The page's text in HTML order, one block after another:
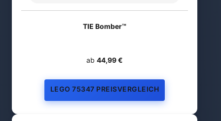
TIE Bomber™
ab 44,99 €
LEGO 75347 PREISVERGLEICH